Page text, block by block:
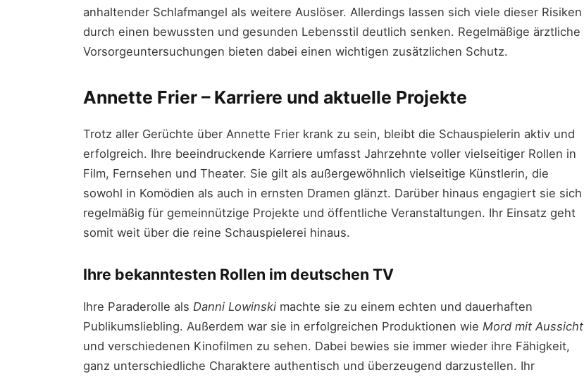
anhaltender Schlafmangel als weitere Auslöser. Allerdings lassen sich viele dieser Risiken
durch einen bewussten und gesunden Lebensstil deutlich senken. Regelmäßige ärztliche
Vorsorgeuntersuchungen bieten dabei einen wichtigen zusätzlichen Schutz.
Annette Frier – Karriere und aktuelle Projekte
Trotz aller Gerüchte über Annette Frier krank zu sein, bleibt die Schauspielerin aktiv und
erfolgreich. Ihre beeindruckende Karriere umfasst Jahrzehnte voller vielseitiger Rollen in
Film, Fernsehen und Theater. Sie gilt als außergewöhnlich vielseitige Künstlerin, die
sowohl in Komödien als auch in ernsten Dramen glänzt. Darüber hinaus engagiert sie sich
regelmäßig für gemeinnützige Projekte und öffentliche Veranstaltungen. Ihr Einsatz geht
somit weit über die reine Schauspielerei hinaus.
Ihre bekanntesten Rollen im deutschen TV
Ihre Paraderolle als Danni Lowinskimachte sie zu einem echten und dauerhaften
Publikumsliebling. Außerdem war sie in erfolgreichen Produktionen wie Mord mit Aussicht
und verschiedenen Kinofilmen zu sehen. Dabei bewies sie immer wieder ihre Fähigkeit,
ganz unterschiedliche Charaktere authentisch und überzeugend darzustellen. Ihr